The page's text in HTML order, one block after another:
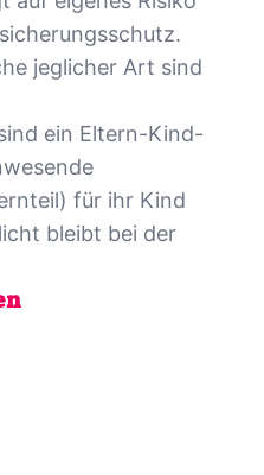
jeglicher Art sind
ein Eltern-Kind-
für ihr Kind
bleibt bei der